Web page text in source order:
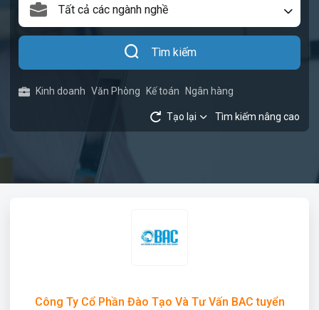
Tất cả các ngành nghề
Tìm kiếm
Kinh doanh Văn Phòng Kế toán Ngân hàng
Tạo lại Tìm kiếm nâng cao
Công Ty Cổ Phần Đào Tạo Và Tư Vấn BAC tuyển